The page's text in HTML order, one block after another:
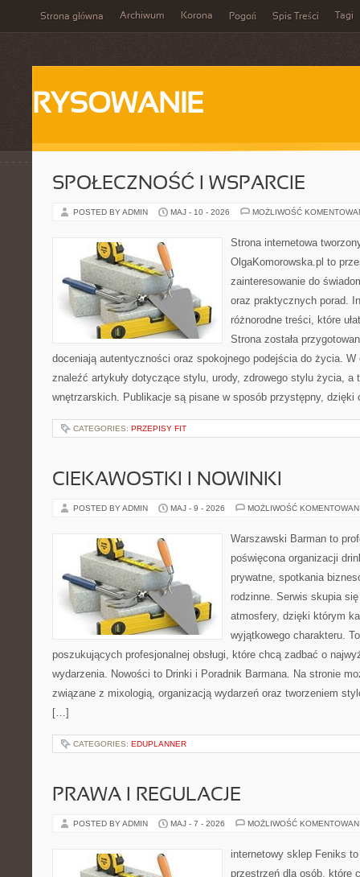
Strona główna Archiwum Korona Pogoń Spis Treści Tagi
RYSOWANIE
SPOŁECZNOŚĆ I WSPARCIE
POSTED BY ADMIN MAJ - 10 - 2026 MOŻLIWOŚĆ
Strona internetowa
OlgaKomorowska.pl to
zainteresowanie do
oraz praktycznych porad.
różnorodne treści, które
Strona została
doceniają autentyczności oraz spokojnego podejścia do życia. W
znaleźć artykuły dotyczące stylu, urody, zdrowego stylu życia, a
wnętrzarskich. Publikacje są pisane w sposób przystępny,
CATEGORIES: PRZEPISY FIT
CIEKAWOSTKI I NOWINKI
POSTED BY ADMIN MAJ - 9 - 2026 MOŻLIWOŚĆ
Warszawski Barman to
poświęcona organizacji
prywatne, spotkania
rodzinne. Serwis skupia
atmosfery, dzięki którym
wyjątkowego charakteru.
poszukujących profesjonalnej obsługi, które chcą zadbać o
wydarzenia. Nowości to Drinki i Poradnik Barmana. Na stronie
związane z mixologią, organizacją wydarzeń oraz tworzeniem
[…]
CATEGORIES: EDUPLANNER
PRAWA I REGULACJE
POSTED BY ADMIN MAJ - 7 - 2026 MOŻLIWOŚĆ
internetowy sklep Feniks
przestrzeń dla osób, które